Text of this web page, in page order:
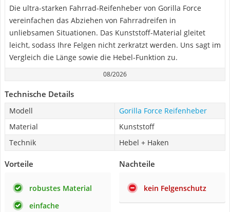
Die ultra-starken Fahrrad-Reifenheber von Gorilla Force
vereinfachen das Abziehen von Fahrradreifen in
unliebsamen Situationen. Das Kunststoff-Material gleitet
leicht, sodass Ihre Felgen nicht zerkratzt werden. Uns sagt im
Vergleich die Länge sowie die Hebel-Funktion zu.
08/2026
Technische Details
Modell
Gorilla Force Reifenheber
Material
Kunststoff
Technik
Hebel + Haken
Vorteile
robustes Material
einfache
Nachteile
kein Felgenschutz